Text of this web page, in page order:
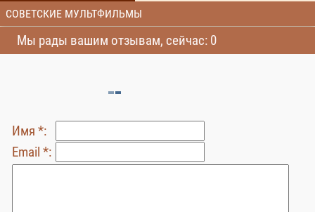
СОВЕТСКИЕ МУЛЬТФИЛЬМЫ
Мы рады вашим отзывам, сейчас: 0
Имя *:
Email *: